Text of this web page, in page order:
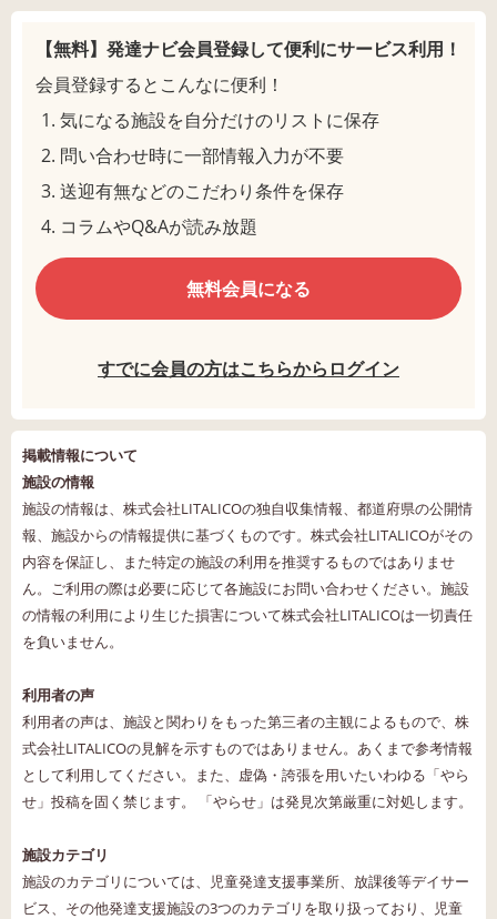
【無料】発達ナビ会員登録して便利にサービス利用！
会員登録するとこんなに便利！
気になる施設を自分だけのリストに保存
問い合わせ時に一部情報入力が不要
送迎有無などのこだわり条件を保存
コラムやQ&Aが読み放題
無料会員になる
すでに会員の方はこちらからログイン
掲載情報について
施設の情報
施設の情報は、株式会社LITALICOの独自収集情報、都道府県の公開情
報、施設からの情報提供に基づくものです。株式会社LITALICOがその
内容を保証し、また特定の施設の利用を推奨するものではありませ
ん。ご利用の際は必要に応じて各施設にお問い合わせください。施設
の情報の利用により生じた損害について株式会社LITALICOは一切責任
を負いません。
利用者の声
利用者の声は、施設と関わりをもった第三者の主観によるもので、株
式会社LITALICOの見解を示すものではありません。あくまで参考情報
として利用してください。また、虚偽・誇張を用いたいわゆる「やら
せ」投稿を固く禁じます。 「やらせ」は発見次第厳重に対処します。
施設カテゴリ
施設のカテゴリについては、児童発達支援事業所、放課後等デイサー
ビス、その他発達支援施設の3つのカテゴリを取り扱っており、児童